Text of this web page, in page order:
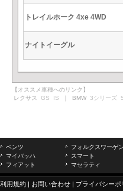
トレイルホーク 4xe 4WD
ナイトイーグル
【オススメ車種へのリンク】
レクサス GS IS ｜ BMW 3シリーズ
ベンツ フォルクスワーゲン
マイバッハ
スマート
フィアット
マセラティ
利用規約 | お問い合わせ | プライバシーポ